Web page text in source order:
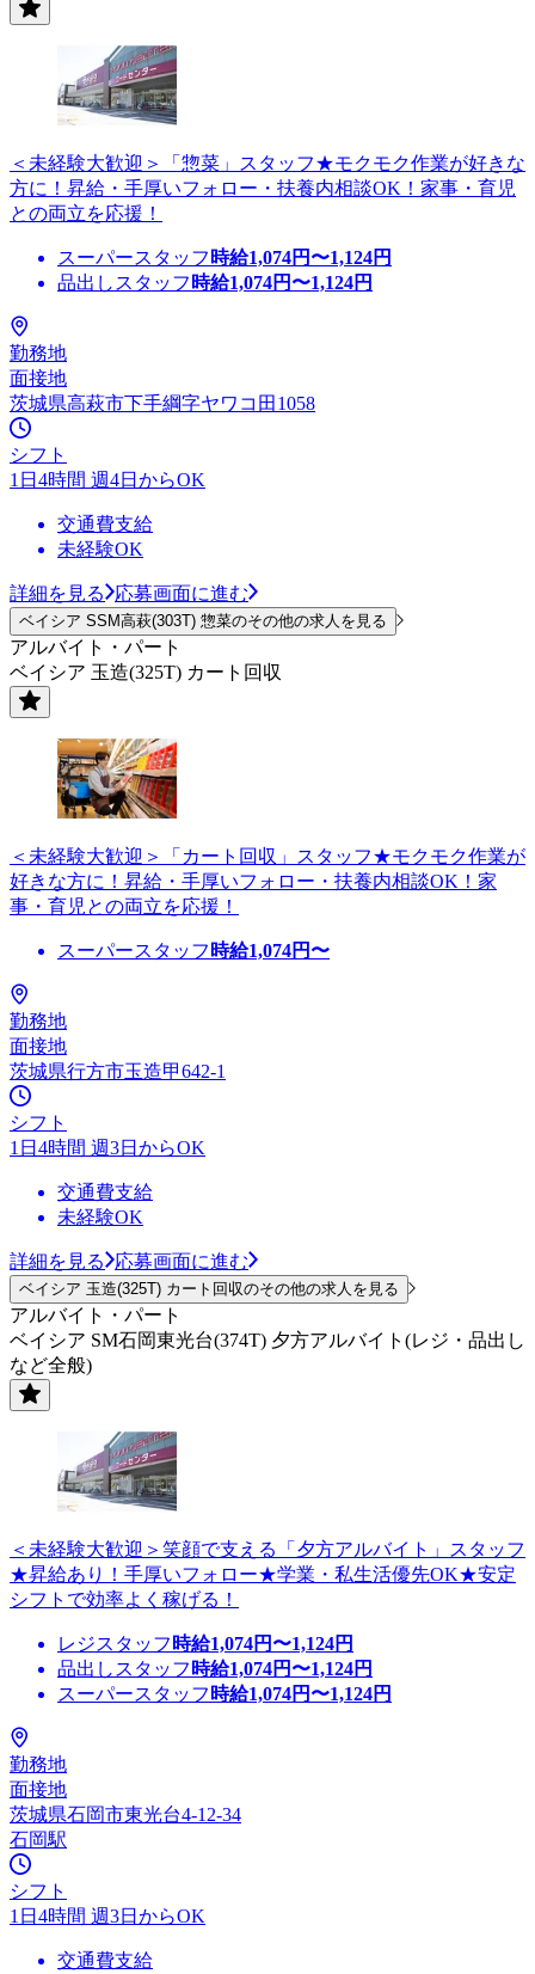
＜未経験大歓迎＞「惣菜」スタッフ★モクモク作業が好きな
方に！昇給・手厚いフォロー・扶養内相談OK！家事・育児
との両立を応援！
スーパースタッフ 時給1,074円〜1,124円
品出しスタッフ 時給1,074円〜1,124円
勤務地
面接地
茨城県高萩市下手綱字ヤワコ田1058
シフト
1日4時間 週4日からOK
交通費支給
未経験OK
詳細を見る 応募画面に進む
ベイシア SSM高萩(303T) 惣菜のその他の求人を見る
アルバイト・パート
ベイシア 玉造(325T) カート回収
＜未経験大歓迎＞「カート回収」スタッフ★モクモク作業が
好きな方に！昇給・手厚いフォロー・扶養内相談OK！家
事・育児との両立を応援！
スーパースタッフ 時給1,074円〜
勤務地
面接地
茨城県行方市玉造甲642-1
シフト
1日4時間 週3日からOK
交通費支給
未経験OK
詳細を見る 応募画面に進む
ベイシア 玉造(325T) カート回収のその他の求人を見る
アルバイト・パート
ベイシア SM石岡東光台(374T) 夕方アルバイト(レジ・品出し
など全般)
＜未経験大歓迎＞笑顔で支える「夕方アルバイト」スタッフ
★昇給あり！手厚いフォロー★学業・私生活優先OK★安定
シフトで効率よく稼げる！
レジスタッフ 時給1,074円〜1,124円
品出しスタッフ 時給1,074円〜1,124円
スーパースタッフ 時給1,074円〜1,124円
勤務地
面接地
茨城県石岡市東光台4-12-34
石岡駅
シフト
1日4時間 週3日からOK
交通費支給